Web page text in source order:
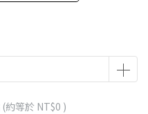
(約等於NT$0 )